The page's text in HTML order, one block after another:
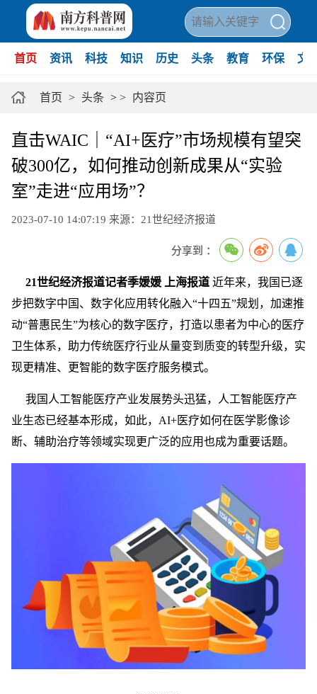
首页 资讯 科技 知识 历史 头条 教育 环保 文
首页 > 头条 > > 内容页
直击WAIC｜“AI+医疗”市场规模有望突
破300亿，如何推动创新成果从“实验
室”走进“应用场”？
2023-07-10 14:07:19 来源：21世纪经济报道
分享到 ：
21世纪经济报道记者季媛媛 上海报道 近年来，我国已逐
步把数字中国、数字化应用转化融入“十四五”规划，加速推
动“普惠民生”为核心的数字医疗，打造以患者为中心的医疗
卫生体系，助力传统医疗行业从量变到质变的转型升级，实
现更精准、更智能的数字医疗服务模式。
我国人工智能医疗产业发展势头迅猛，人工智能医疗产
业生态已经基本形成，如此，AI+医疗如何在医学影像诊
断、辅助治疗等领域实现更广泛的应用也成为重要话题。